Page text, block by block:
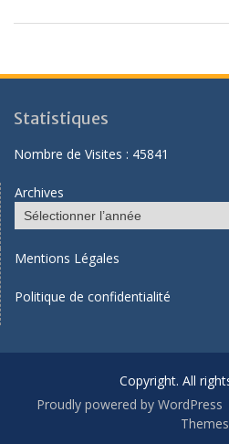
Statistiques
Nombre de Visites : 45841
Archives
Mentions Légales
Politique de confidentialité
Copyright. All
Proudly powered by WordPress
Themes